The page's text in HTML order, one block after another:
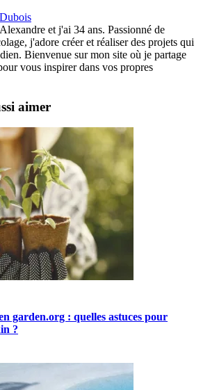
et j'ai 34 ans. Passionné de
j'adore créer et réaliser des projets qui
Bienvenue sur mon site où je partage
vous inspirer dans vos propres
aimer
garden.org : quelles astuces pour
?